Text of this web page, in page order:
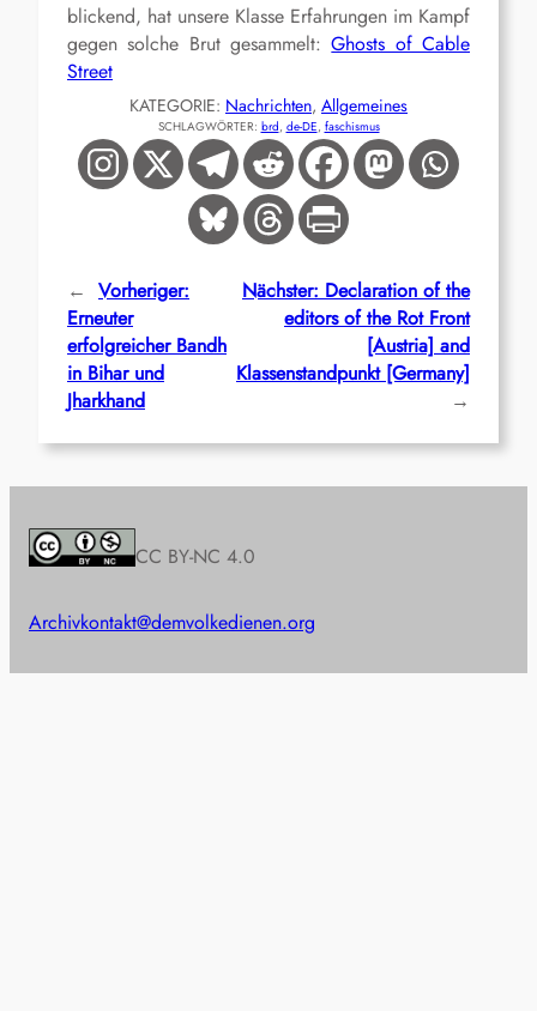
blickend, hat unsere Klasse Erfahrungen im Kampf
gegen solche Brut gesammelt:Ghosts of Cable
Street
KATEGORIE: Nachrichten, Allgemeines
SCHLAGWÖRTER: brd, de-DE, faschismus
← Vorheriger:
Erneuter
erfolgreicher Bandh
in Bihar und
Jharkhand
Nächster: Declaration of the
editors of the Rot Front
[Austria] and
Klassenstandpunkt [Germany]
→
CC BY-NC 4.0
Archivkontakt@demvolkedienen.org